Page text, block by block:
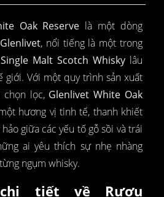
Oak Reserve là một dòng
Glenlivet, nổi tiếng là một trong
Single Malt Scotch Whisky lâu
giới. Với một quy trình sản xuất
lọc, Glenlivet White Oak
hương vị tinh tế, thanh khiết
giữa các yếu tố gỗ sồi và trái
ai yêu thích sự nhẹ nhàng
ngụm whisky.
tiết về Rượu